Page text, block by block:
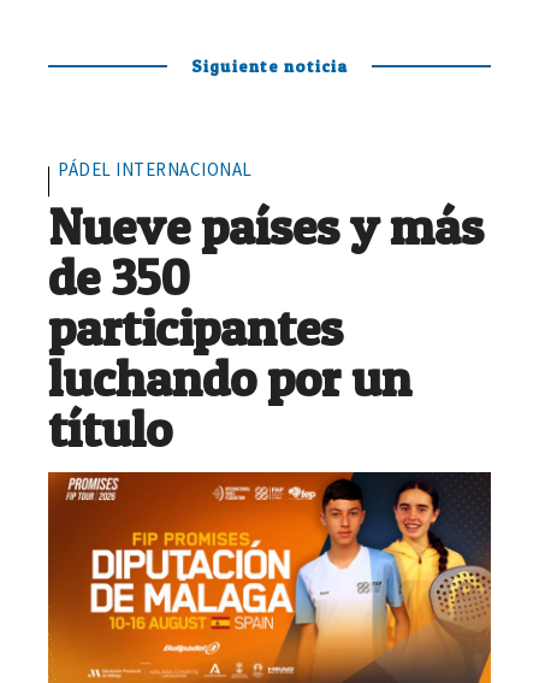
Siguiente noticia
PÁDEL INTERNACIONAL
Nueve países y más
de 350
participantes
luchando por un
título